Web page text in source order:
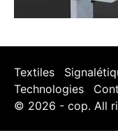
Textiles
Technologies
© 2026 - cop. All